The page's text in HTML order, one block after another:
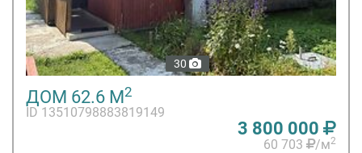
30
ДОМ 62.6 М2
ID 13510798883819149
3 800 000
60 703 /м2